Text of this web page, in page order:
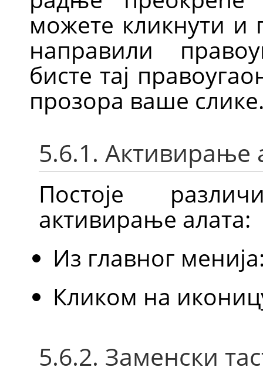
можете кликнути
направили
бисте тај
прозора ваше
5.6.1. Активирање
Постоје
активирање алата:
Из главног
Кликом на
5.6.2. Заменски